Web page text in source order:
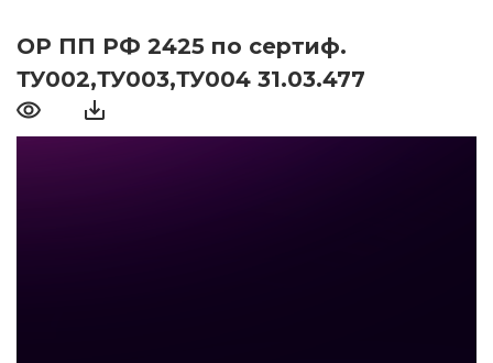
ОР ПП РФ 2425 по сертиф.
ТУ002,ТУ003,ТУ004 31.03.477